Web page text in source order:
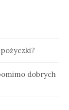
dobrych